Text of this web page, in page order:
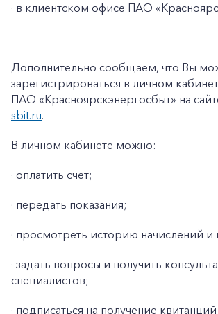
Заказать обратный звонок
· в клиентском офисе ПАО
Дополнительно сообщаем, что Вы
зарегистрироваться в личном
ПАО «Красноярскэнергосбыт» на
sbit.ru.
В личном кабинете можно:
· оплатить счет;
· передать показания;
· просмотреть историю начислений и
· задать вопросы и получить
специалистов;
· подписаться на получение